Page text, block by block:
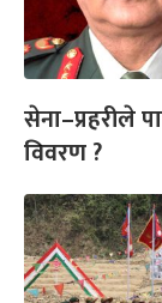
सेना–प्रहरीले
विवरण ?